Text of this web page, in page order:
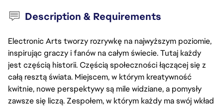
Description & Requirements
Electronic Arts tworzy rozrywkę na najwyższym poziomie,
inspirując graczy i fanów na całym świecie. Tutaj każdy
jest częścią historii. Częścią społeczności łączącej się z
całą resztą świata. Miejscem, w którym kreatywność
kwitnie, nowe perspektywy są mile widziane, a pomysły
zawsze się liczą. Zespołem, w którym każdy ma swój wkład